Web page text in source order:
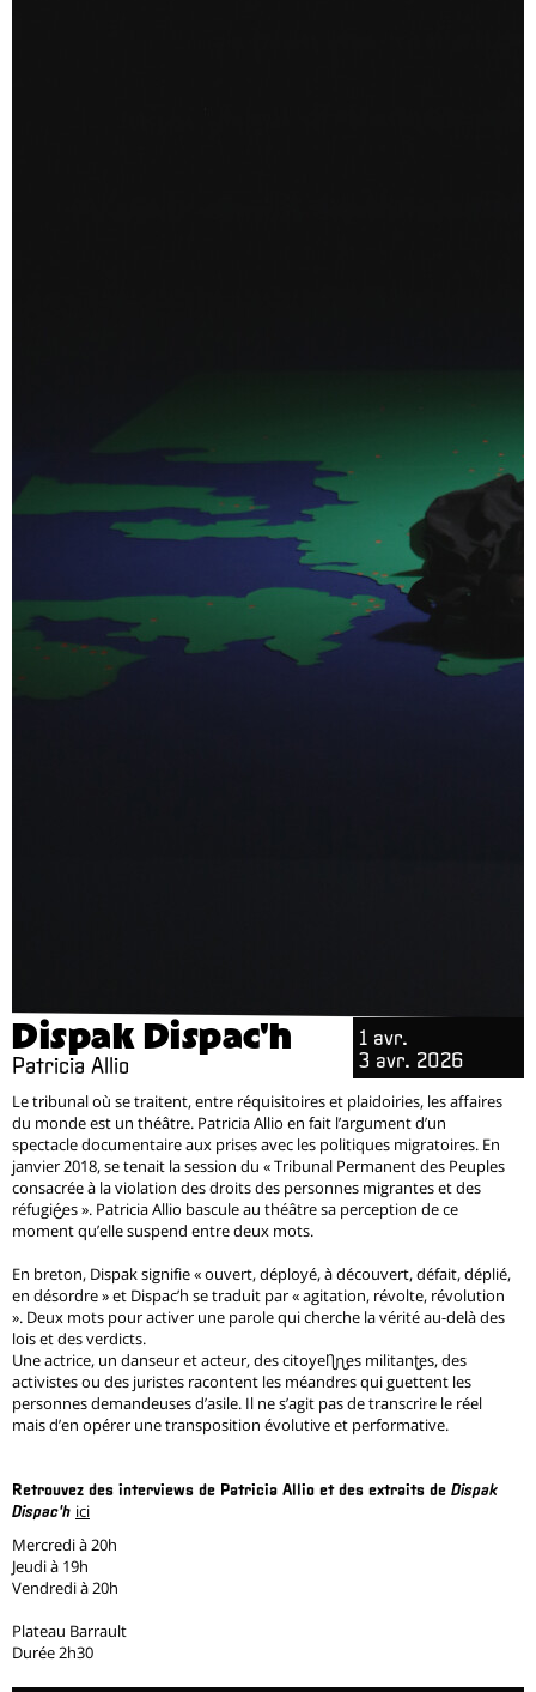
Dispak Dispac'h
Patricia Allio
1 avr.
3 avr. 2026
Le tribunal où se traitent, entre réquisitoires et plaidoiries, les affaires
du monde est un théâtre. Patricia Allio en fait l’argument d’un
spectacle documentaire aux prises avec les politiques migratoires. En
janvier 2018, se tenait la session du « Tribunal Permanent des Peuples
consacrée à la violation des droits des personnes migrantes et des
réfugié·es ». Patricia Allio bascule au théâtre sa perception de ce
moment qu’elle suspend entre deux mots.
En breton, Dispak signifie « ouvert, déployé, à découvert, défait, déplié,
en désordre » et Dispac’h se traduit par « agitation, révolte, révolution
». Deux mots pour activer une parole qui cherche la vérité au-delà des
lois et des verdicts.
Une actrice, un danseur et acteur, des citoyen·nes militant·es, des
activistes ou des juristes racontent les méandres qui guettent les
personnes demandeuses d’asile. Il ne s’agit pas de transcrire le réel
mais d’en opérer une transposition évolutive et performative.
Retrouvez des interviews de Patricia Allio et des extraits de Dispak
Dispac'h ici
Mercredi à 20h
Jeudi à 19h
Vendredi à 20h
Plateau Barrault
Durée 2h30